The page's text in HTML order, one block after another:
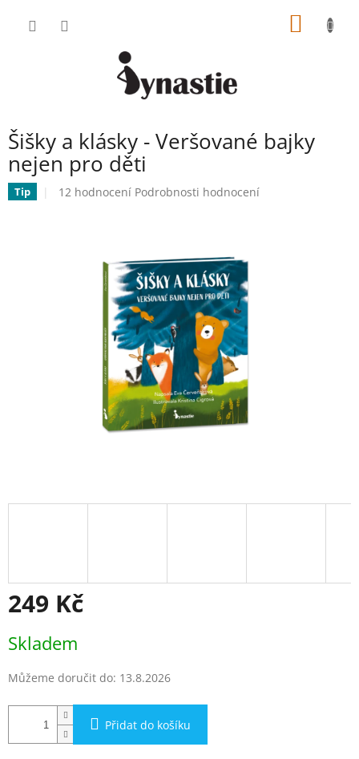
Šišky a klásky - Veršované bajky
nejen pro děti
Tip
Průměrné
hvězdiček.
12 hodnocení Podrobnosti hodnocení
249 Kč
cena:
Skladem
Můžeme doručit do: 13.8.2026
Přidat do košíku